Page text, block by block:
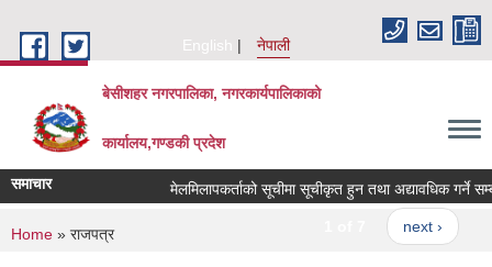
English
नेपाली
बेसीशहर नगरपालिका, नगरकार्यपालिकाको
कार्यालय,गण्डकी प्रदेश
समाचार मेलमिलापकर्ताको सूचीमा सूचीकृत हुन तथा अद्यावधिक गर्ने
next ›
You are here
Home » राजपत्र